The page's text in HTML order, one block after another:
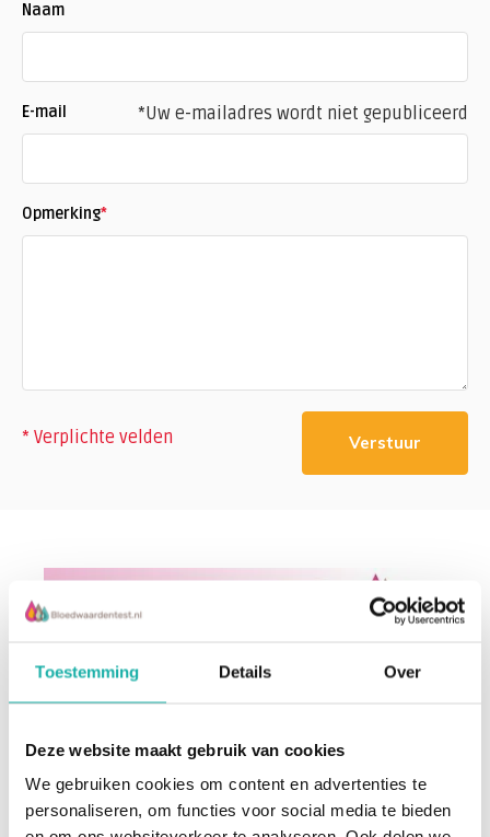
Toestemming Details Over
Deze website maakt gebruik van cookies
We gebruiken cookies om content en advertenties te
personaliseren, om functies voor social media te bieden
Naam
E-mail *Uw e-mailadres wordt niet gepubliceerd
Opmerking*
* Verplichte velden Verstuur